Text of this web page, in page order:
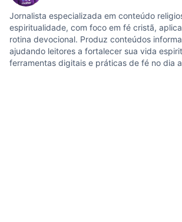
Jornalista especializada em conteúdo
espiritualidade, com foco em fé cristã,
rotina devocional. Produz conteúdos
ajudando leitores a fortalecer sua vida
ferramentas digitais e práticas de fé no dia